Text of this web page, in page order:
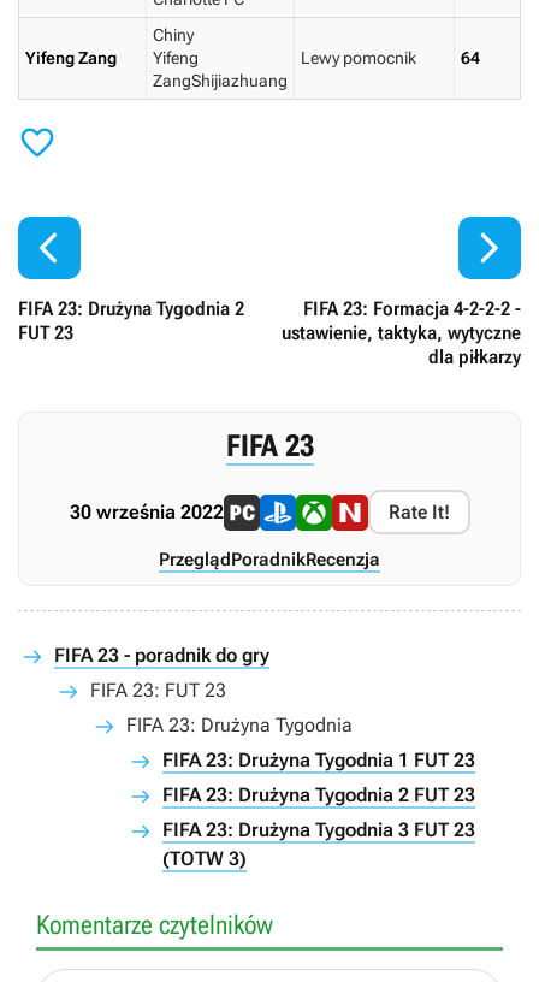
Yifeng Zang
Chiny
Yifeng
ZangShijiazhuang
Lewy pomocnik 64


FIFA 23: Drużyna Tygodnia 2
FUT 23
FIFA 23: Formacja 4-2-2-2 -
ustawienie, taktyka, wytyczne
dla piłkarzy

FIFA 23
30 września 2022 Rate It!
PrzeglądPoradnikRecenzja
FIFA 23 - poradnik do gry
FIFA 23: FUT 23
FIFA 23: Drużyna Tygodnia
FIFA 23: Drużyna Tygodnia 1 FUT 23
FIFA 23: Drużyna Tygodnia 2 FUT 23
FIFA 23: Drużyna Tygodnia 3 FUT 23
(TOTW 3)
Komentarze czytelników